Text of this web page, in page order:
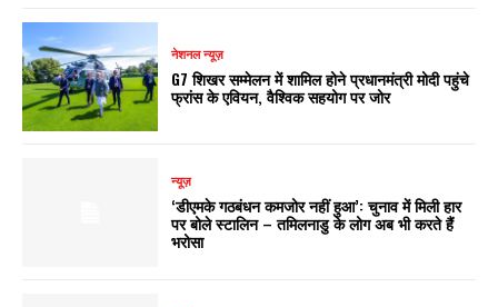
नेशनल न्यूज़
G7 शिखर सम्मेलन में शामिल होने प्रधानमंत्री मोदी पहुंचे
फ्रांस के एवियन, वैश्विक सहयोग पर जोर
न्यूज़
‘डीएमके गठबंधन कमजोर नहीं हुआ’: चुनाव में मिली हार
पर बोले स्टालिन – तमिलनाडु के लोग अब भी करते हैं
भरोसा